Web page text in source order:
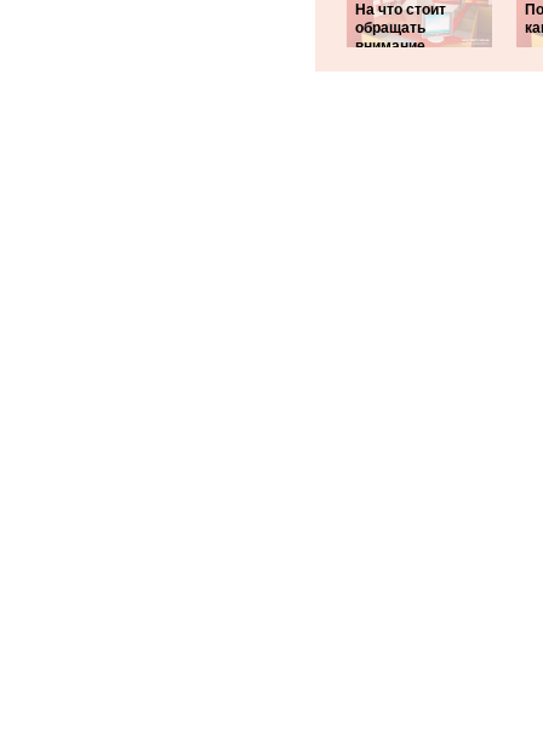
На что стоит
обращать
внимание